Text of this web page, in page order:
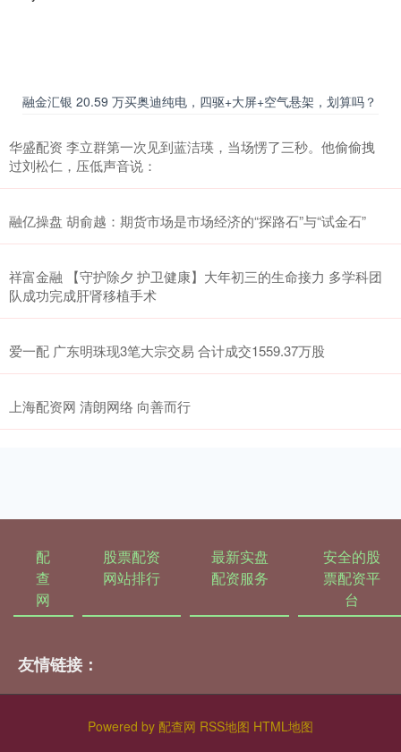
融金汇银 20.59 万买奥迪纯电，四驱+大屏+空气悬架，划算吗？
华盛配资 李立群第一次见到蓝洁瑛，当场愣了三秒。他偷偷拽
过刘松仁，压低声音说：
融亿操盘 胡俞越：期货市场是市场经济的“探路石”与“试金石”
祥富金融 【守护除夕 护卫健康】大年初三的生命接力 多学科团
队成功完成肝肾移植手术
爱一配 广东明珠现3笔大宗交易 合计成交1559.37万股
上海配资网 清朗网络 向善而行
配
查
网
股票配资
网站排行
最新实盘
配资服务
安全的股
票配资平
台
友情链接：
Powered by 配查网 RSS地图 HTML地图